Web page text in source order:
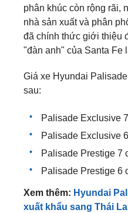
phân khúc còn rộng rãi,
nhà sản xuất và phân
đã chính thức giới thiệu
"đàn anh" của Santa Fe
Giá xe Hyundai
sau:
Palisade Exclusive
Palisade Exclusive
Palisade Prestige 7
Palisade Prestige 6
Xem thêm: Hyundai
xuất khẩu sang Thái